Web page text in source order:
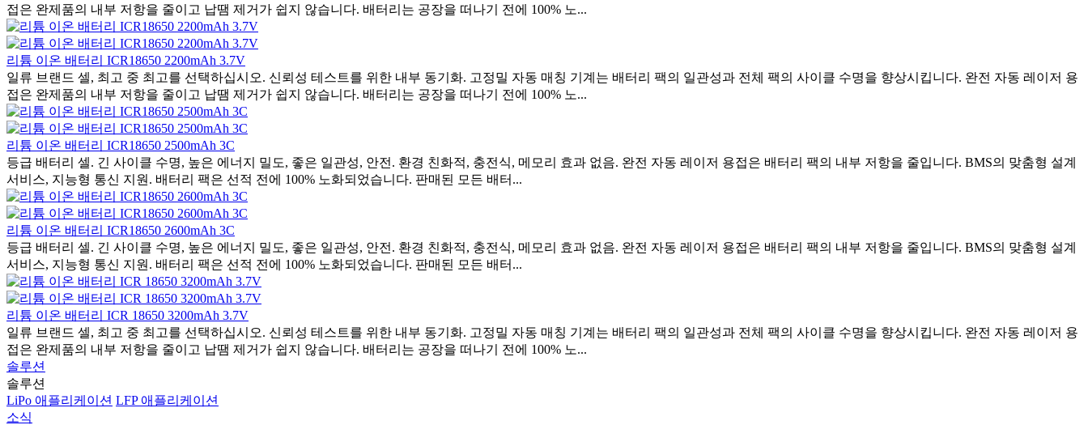
접은 완제품의 내부 저항을 줄이고 납땜 제거가 쉽지 않습니다. 배터리는 공장을 떠나기 전에 100% 노...
리튬 이온 배터리 ICR18650 2200mAh 3.7V
일류 브랜드 셀, 최고 중 최고를 선택하십시오. 신뢰성 테스트를 위한 내부 동기화. 고정밀 자동 매칭 기계는 배터리 팩의 일관성과 전체 팩의 사이클 수명을 향상시킵니다. 완전 자동 레이저 용
접은 완제품의 내부 저항을 줄이고 납땜 제거가 쉽지 않습니다. 배터리는 공장을 떠나기 전에 100% 노...
리튬 이온 배터리 ICR18650 2500mAh 3C
등급 배터리 셀. 긴 사이클 수명, 높은 에너지 밀도, 좋은 일관성, 안전. 환경 친화적, 충전식, 메모리 효과 없음. 완전 자동 레이저 용접은 배터리 팩의 내부 저항을 줄입니다. BMS의 맞춤형 설계
서비스, 지능형 통신 지원. 배터리 팩은 선적 전에 100% 노화되었습니다. 판매된 모든 배터...
리튬 이온 배터리 ICR18650 2600mAh 3C
등급 배터리 셀. 긴 사이클 수명, 높은 에너지 밀도, 좋은 일관성, 안전. 환경 친화적, 충전식, 메모리 효과 없음. 완전 자동 레이저 용접은 배터리 팩의 내부 저항을 줄입니다. BMS의 맞춤형 설계
서비스, 지능형 통신 지원. 배터리 팩은 선적 전에 100% 노화되었습니다. 판매된 모든 배터...
리튬 이온 배터리 ICR 18650 3200mAh 3.7V
일류 브랜드 셀, 최고 중 최고를 선택하십시오. 신뢰성 테스트를 위한 내부 동기화. 고정밀 자동 매칭 기계는 배터리 팩의 일관성과 전체 팩의 사이클 수명을 향상시킵니다. 완전 자동 레이저 용
접은 완제품의 내부 저항을 줄이고 납땜 제거가 쉽지 않습니다. 배터리는 공장을 떠나기 전에 100% 노...
솔루션
솔루션
LiPo 애플리케이션 LFP 애플리케이션
소식